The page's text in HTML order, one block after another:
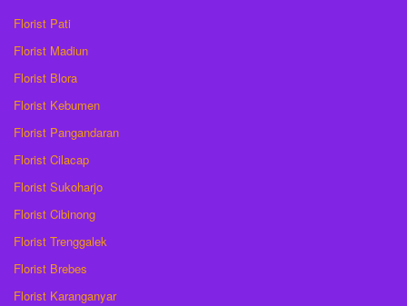
Florist Pati
Florist Madiun
Florist Blora
Florist Kebumen
Florist Pangandaran
Florist Cilacap
Florist Sukoharjo
Florist Cibinong
Florist Trenggalek
Florist Brebes
Florist Karanganyar